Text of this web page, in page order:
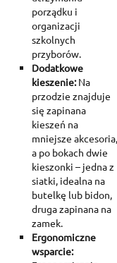
porządku i
organizacji
szkolnych
przyborów.
Dodatkowe
kieszenie:Na
przodzie znajduje
się zapinana
kieszeń na
mniejsze akcesoria,
a po bokach dwie
kieszonki – jedna z
siatki, idealna na
butelkę lub bidon,
druga zapinana na
zamek.
Ergonomiczne
wsparcie: